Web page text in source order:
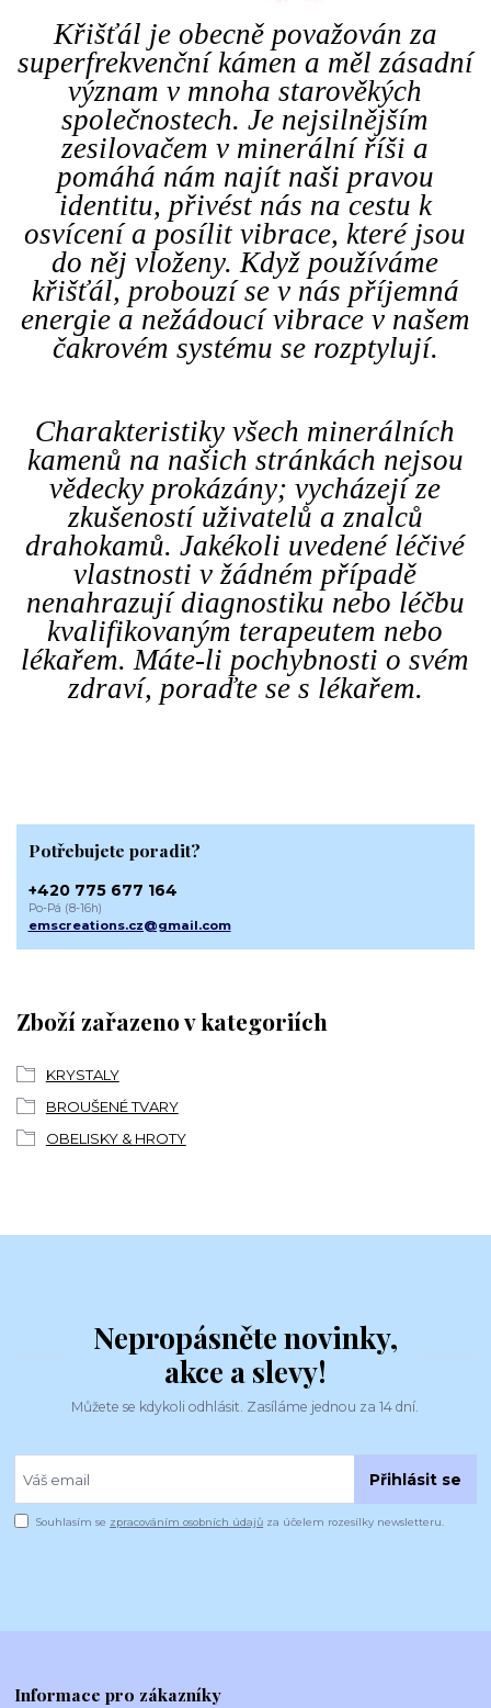
Křišťál je obecně považován za
superfrekvenční kámen a měl zásadní
význam v mnoha starověkých
společnostech. Je nejsilnějším
zesilovačem v minerální říši a
pomáhá nám najít naši pravou
identitu, přivést nás na cestu k
osvícení a posílit vibrace, které jsou
do něj vloženy. Když používáme
křišťál, probouzí se v nás příjemná
energie a nežádoucí vibrace v našem
čakrovém systému se rozptylují.
Charakteristiky všech minerálních
kamenů na našich stránkách nejsou
vědecky prokázány; vycházejí ze
zkušeností uživatelů a znalců
drahokamů. Jakékoli uvedené léčivé
vlastnosti v žádném případě
nenahrazují diagnostiku nebo léčbu
kvalifikovaným terapeutem nebo
lékařem. Máte-li pochybnosti o svém
zdraví, poraďte se s lékařem.
Zboží zařazeno v kategoriích
KRYSTALY
BROUŠENÉ TVARY
OBELISKY & HROTY
Potřebujete poradit?
+420 775 677 164
Po-Pá (8-16h)
emscreations.cz@gmail.com
Nepropásněte novinky,
akce a slevy!
Můžete se kdykoli odhlásit. Zasíláme jednou za 14 dní.
Přihlásit se
Souhlasím se zpracováním osobních údajů za účelem rozesílky newsletteru.
Informace pro zákazníky